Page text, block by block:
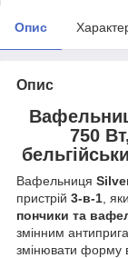
Опис
Опис
750
Вафельниця
пристрій 3-в-1 ,
пончики та
змінним
змінювати форму